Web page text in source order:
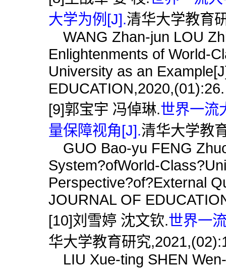
大学为例[J].清华大学教育
WANG Zhan-jun LOU
Enlightenments of World-
University as an
EDUCATION,2020,(01):26.
[9]郭宝宇 冯倬琳.世界一流
量保障视角[J].清华大学教
GUO Bao-yu FENG
System?ofWorld-
Perspective?of?External
JOURNAL OF
[10]刘雪婷 沈文钦.世界一
华大学教育研究
LIU Xue-ting SHEN